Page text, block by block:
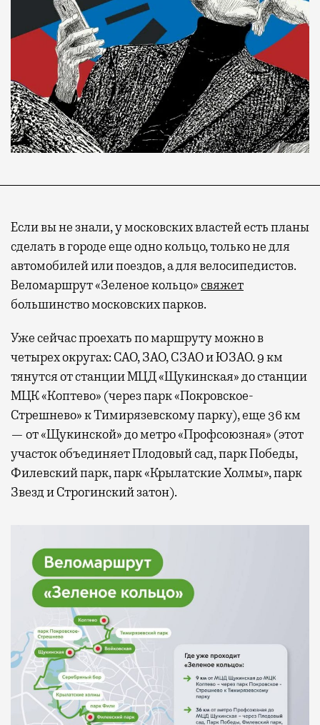
Если вы не знали, у московских властей есть планы
сделать в городе еще одно кольцо, только не для
автомобилей или поездов, а для велосипедистов.
Веломаршрут «Зеленое кольцо»свяжет
большинство московских парков.
Уже сейчас проехать по маршруту можно в
четырех округах: САО, ЗАО, СЗАО и ЮЗАО. 9 км
тянутся от станции МЦД «Щукинская» до станции
МЦК «Коптево» (через парк «Покровское-
Стрешнево» к Тимирязевскому парку), еще 36 км
— от «Щукинской» до метро «Профсоюзная» (этот
участок объединяет Плодовый сад, парк Победы,
Филевский парк, парк «Крылатские Холмы», парк
Звезд и Строгинский затон).